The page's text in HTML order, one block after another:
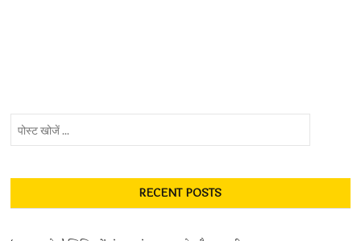
RECENT POSTS